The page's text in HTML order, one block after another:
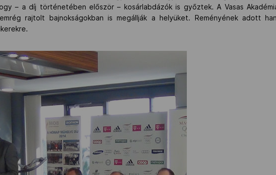
– a díj történetében először – kosárlabdázók is győztek. A Vasas
rajtolt bajnokságokban is megállják a helyüket. Reményének adott